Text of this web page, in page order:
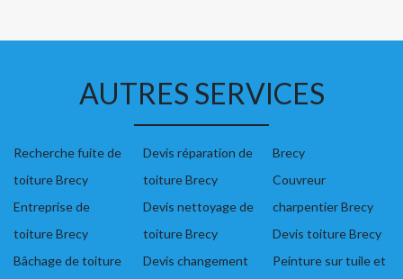
AUTRES SERVICES
Recherche fuite de
toiture Brecy
Entreprise de
toiture Brecy
Bâchage de toiture
Devis réparation de
toiture Brecy
Devis nettoyage de
toiture Brecy
Devis changement
Brecy
Couvreur
charpentier Brecy
Devis toiture Brecy
Peinture sur tuile et